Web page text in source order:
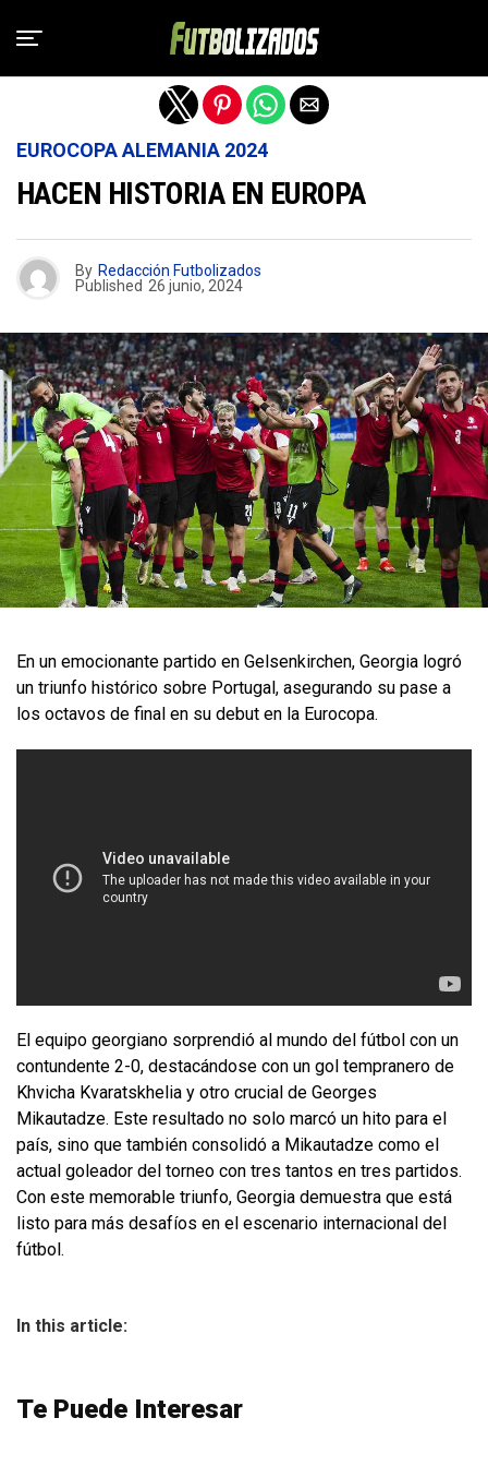
EUROCOPA ALEMANIA 2024
HACEN HISTORIA EN EUROPA
By Redacción Futbolizados
Published 26 junio, 2024
En un emocionante partido en Gelsenkirchen, Georgia logró
un triunfo histórico sobre Portugal, asegurando su pase a
los octavos de final en su debut en la Eurocopa.
El equipo georgiano sorprendió al mundo del fútbol con un
contundente 2-0, destacándose con un gol tempranero de
Khvicha Kvaratskhelia y otro crucial de Georges
Mikautadze. Este resultado no solo marcó un hito para el
país, sino que también consolidó a Mikautadze como el
actual goleador del torneo con tres tantos en tres partidos.
Con este memorable triunfo, Georgia demuestra que está
listo para más desafíos en el escenario internacional del
fútbol.
In this article:
Te Puede Interesar
Salir de la versión móvil